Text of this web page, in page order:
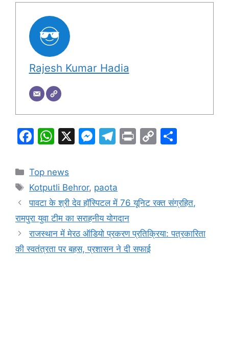
Rajesh Kumar Hadia
F
c
e
b
o
o
k
W
at
s
A
p
p
X
M
s
e
n
g
er
T
gr
a
m
Pr C
Li
k
Categories
Top news
Tags
Kotputli Behror, paota
पावटा के श्री देव हॉस्पिटल में 76 यूनिट रक्त संग्रहित,
रामपुरा युवा टीम का सराहनीय योगदान
राजस्थान में मेरठ ऑडियो प्रकरण प्रतिक्रिया: पत्रकारिता
की स्वतंत्रता पर बहस, प्रशासन ने दी सफाई